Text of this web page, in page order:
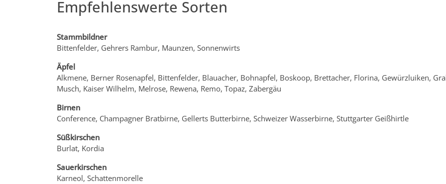
Empfehlenswerte Sorten
Stammbildner
Bittenfelder, Gehrers Rambur, Maunzen, Sonnenwirts
Äpfel
Alkmene, Berner Rosenapfel, Bittenfelder, Blauacher, Bohnapfel, Boskoop, Brettacher, Florina, Gewürzluiken,
Musch, Kaiser Wilhelm, Melrose, Rewena, Remo, Topaz, Zabergäu
Birnen
Conference, Champagner Bratbirne, Gellerts Butterbirne, Schweizer Wasserbirne, Stuttgarter Geißhirtle
Süßkirschen
Burlat, Kordia
Sauerkirschen
Karneol, Schattenmorelle